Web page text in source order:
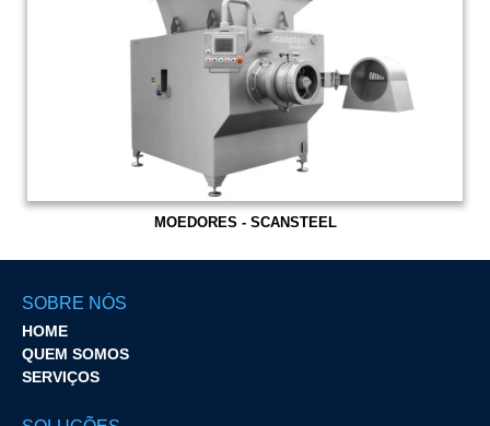
MOEDORES - SCANSTEEL
SOBRE NÓS
HOME
QUEM SOMOS
SERVIÇOS